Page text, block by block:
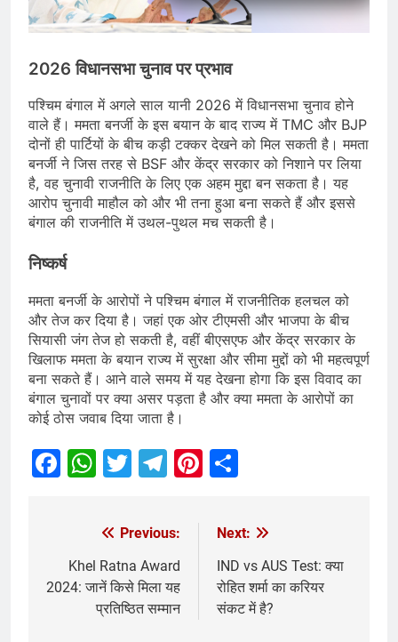
2026 विधानसभा चुनाव पर प्रभाव
पश्चिम बंगाल में अगले साल यानी 2026 में विधानसभा चुनाव होने
वाले हैं। ममता बनर्जी के इस बयान के बाद राज्य में TMC और BJP
दोनों ही पार्टियों के बीच कड़ी टक्कर देखने को मिल सकती है। ममता
बनर्जी ने जिस तरह से BSF और केंद्र सरकार को निशाने पर लिया
है, वह चुनावी राजनीति के लिए एक अहम मुद्दा बन सकता है। यह
आरोप चुनावी माहौल को और भी तना हुआ बना सकते हैं और इससे
बंगाल की राजनीति में उथल-पुथल मच सकती है।
निष्कर्ष
ममता बनर्जी के आरोपों ने पश्चिम बंगाल में राजनीतिक हलचल को
और तेज कर दिया है। जहां एक ओर टीएमसी और भाजपा के बीच
सियासी जंग तेज हो सकती है, वहीं बीएसएफ और केंद्र सरकार के
खिलाफ ममता के बयान राज्य में सुरक्षा और सीमा मुद्दों को भी महत्वपूर्ण
बना सकते हैं। आने वाले समय में यह देखना होगा कि इस विवाद का
बंगाल चुनावों पर क्या असर पड़ता है और क्या ममता के आरोपों का
कोई ठोस जवाब दिया जाता है।
Facebook
WhatsApp
Twitter
Telegram
Pinterest
Previous:
Khel Ratna Award
2024: जानें किसे मिला यह
प्रतिष्ठित सम्मान
Next:
IND vs AUS Test: क्या
रोहित शर्मा का करियर
संकट में है?